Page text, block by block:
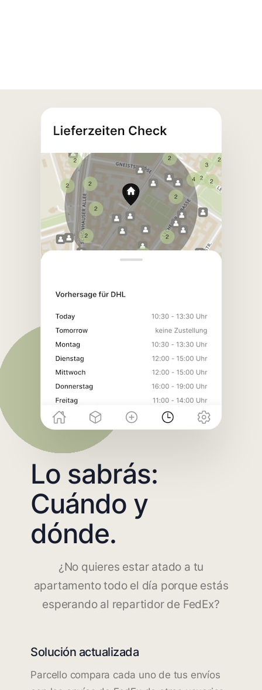
Lo sabrás:
Cuándo y
dónde.
¿No quieres estar atado a tu
apartamento todo el día porque estás
esperando al repartidor de FedEx?
Solución actualizada
Parcello compara cada uno de tus envíos